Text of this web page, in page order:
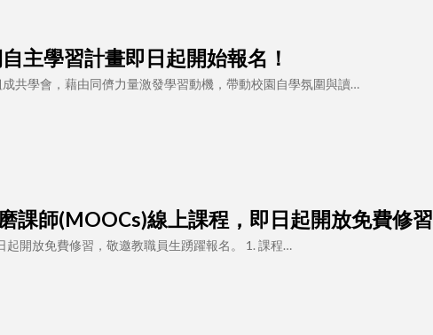
主學習計畫即日起開始報名！
共學會，藉由同儕力量激發學習動機，帶動校園自學氛圍與讀…
課師(MOOCs)線上課程，即日起開放免費修習
起開放免費修習，敬邀教職員生踴躍報名。 1. 課程…